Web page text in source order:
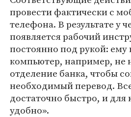
провести фактически с
телефона. В результате у
появляется рабочий
постоянно под рукой:
компьютер, например, не
отделение банка, чтобы
необходимый перевод.
достаточно быстро, и для
удобно».